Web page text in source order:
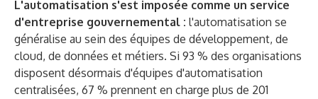
L'automatisation s'est imposée comme un service
d'entreprise gouvernemental : l'automatisation se
généralise au sein des équipes de développement, de
cloud, de données et métiers. Si 93 % des organisations
disposent désormais d'équipes d'automatisation
centralisées, 67 % prennent en charge plus de 201